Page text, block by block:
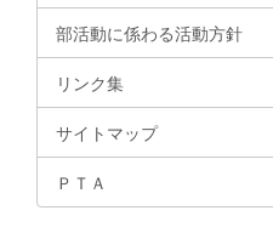
部活動に係わる活動方針
リンク集
サイトマップ
ＰＴＡ